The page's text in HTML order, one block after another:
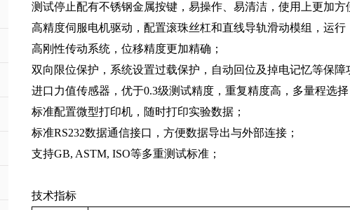
测试停止配有不锈钢金属按键，易操作、易清洁，使用上更加方
高精度伺服电机驱动，配置滚珠丝杠和直线导轨滑动模组，运行
高刚性传动系统，位移精度更加精确；
双向限位保护，系统设置过载保护，自动回位及掉电记忆等保障
进口力值传感器，优于0.3级测试精度，重复精度高，多量程选择
标准配置微型打印机，随时打印实验数据；
标准RS232数据通信接口，方便数据导出与外部连接；
支持GB, ASTM, ISO等多重测试标准；
技术指标